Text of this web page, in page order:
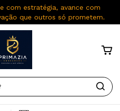
com estratégia, avance com
que outros só prometem.